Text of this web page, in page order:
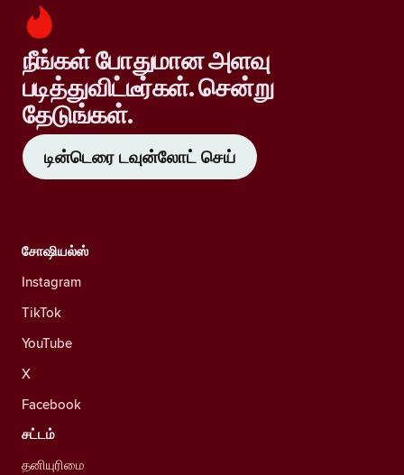
நீங்கள் போதுமான அளவு
படித்துவிட்டீர்கள். சென்று
தேடுங்கள்.
டின்டெரை டவுன்லோட் செய்
சோஷியல்ஸ்
Instagram
TikTok
YouTube
X
Facebook
சட்டம்
தனியுரிமை